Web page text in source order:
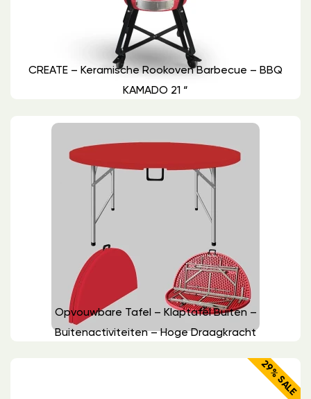
CREATE – Keramische Rookoven Barbecue – BBQ
KAMADO 21 “
Opvouwbare Tafel – Klaptafel Buiten –
Buitenactiviteiten – Hoge Draagkracht
29% SALE